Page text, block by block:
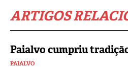
ARTIGOS
Paialvo cumpriu
PAIALVO